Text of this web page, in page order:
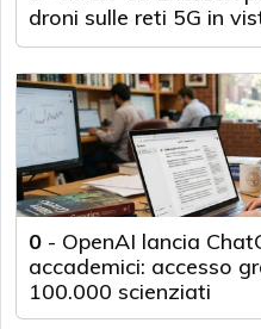
droni sulle reti 5G in
0 - OpenAI lancia
accademici: accesso
100.000 scienziati